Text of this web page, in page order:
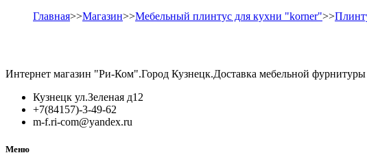
Главная>>Магазин>>Мебельный плинтус для кухни "korner">>
Интернет магазин "Ри-Ком".Город Кузнецк.Доставка мебельной фурнитуры
Кузнецк ул.Зеленая д12
+7(84157)-3-49-62
m-f.ri-com@yandex.ru
Меню